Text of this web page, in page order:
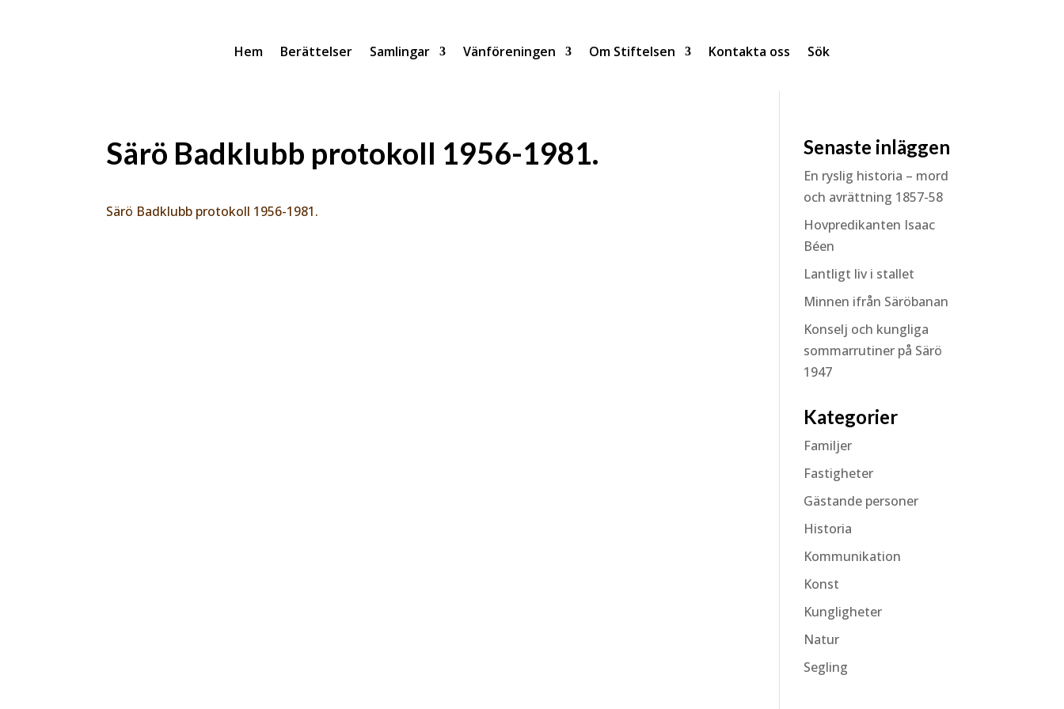
Hem Berättelser Samlingar Vänföreningen Om Stiftelsen Kontakta oss Sök
Särö Badklubb protokoll 1956-1981.
Särö Badklubb protokoll 1956-1981.
Senaste inläggen
En ryslig historia – mord
och avrättning 1857-58
Hovpredikanten Isaac
Béen
Lantligt liv i stallet
Minnen ifrån Säröbanan
Konselj och kungliga
sommarrutiner på Särö
1947
Kategorier
Familjer
Fastigheter
Gästande personer
Historia
Kommunikation
Konst
Kungligheter
Natur
Segling